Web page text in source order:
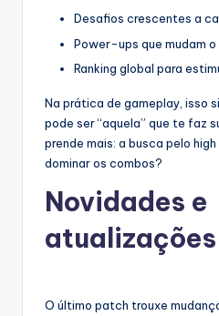
Desafios crescentes a
Power-ups que mudam
Ranking global para
Na prática de gameplay, isso
pode ser “aquela” que te faz
prende mais: a busca pelo
dominar os combos?
Novidades e
O último patch trouxe